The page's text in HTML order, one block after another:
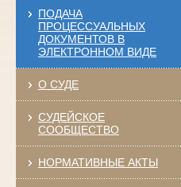
ПОДАЧА
ПРОЦЕССУАЛЬНЫХ
ДОКУМЕНТОВ В
ЭЛЕКТРОННОМ ВИДЕ
О СУДЕ
СУДЕЙСКОЕ
СООБЩЕСТВО
НОРМАТИВНЫЕ АКТЫ